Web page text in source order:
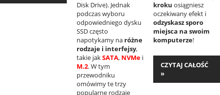
Disk Drive). Jednak
podczas wyboru
odpowiedniego dysku
SSD często
napotykamy na różne
rodzaje i interfejsy,
takie jakSATA, NVMe i
M.2. W tym
przewodniku
omówimy te trzy
popularne rodzaje
kroku osiągniesz
oczekiwany efekt i
odzyskasz sporo
miejsca na swoim
komputerze!
CZYTAJ CAŁOŚĆ
»